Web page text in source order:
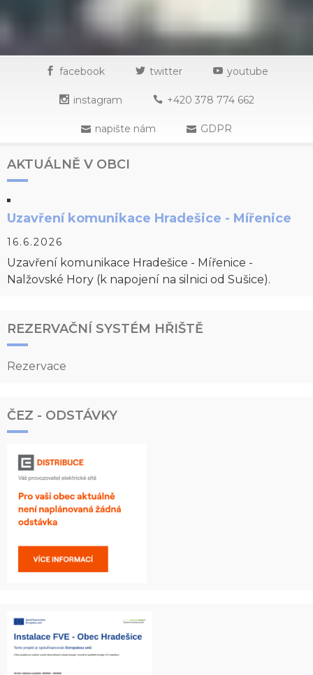
facebook twitter youtube
instagram +420 378 774 662
napište nám GDPR
AKTUÁLNĚ V OBCI
Uzavření komunikace Hradešice - Mířenice
16.6.2026
Uzavření komunikace Hradešice - Mířenice -
Nalžovské Hory (k napojení na silnici od Sušice).
REZERVAČNÍ SYSTÉM HŘIŠTĚ
Rezervace
ČEZ - ODSTÁVKY